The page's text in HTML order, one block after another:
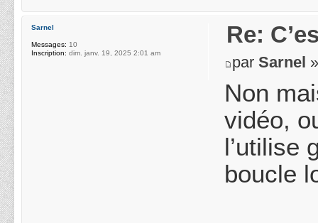
Re:
parSarnel
Non
vidéo,
l’utilise
boucle
Sarnel
Messages: 10
Inscription: dim. janv. 19, 2025 2:01 am